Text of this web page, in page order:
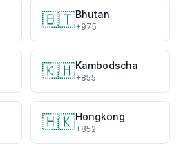
🇧🇹Bhutan
+975
🇰🇭Kambodscha
+855
🇭🇰Hongkong
+852